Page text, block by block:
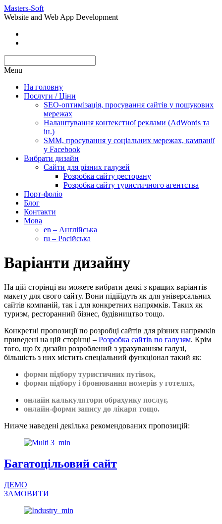
Masters-Soft
Website and Web App Development
Menu
На головну
Послуги / Ціни
SEO-оптимізація, просування сайтів у пошукових
мережах
Налаштування контекстної реклами (AdWords та
ін.)
SMM, просування у соціальних мережах, кампанії
у Facebook
Вибрати дизайн
Сайти для різних галузей
Розробка сайту ресторану
Розробка сайту туристичного агентства
Порт-фоліо
Блог
Контакти
Мова
en – Англійська
ru – Російська
Варіанти дизайну
На цій сторінці ви можете вибрати деякі з кращих варіантів
макету для свого сайту. Вони підійдуть як для універсальних
сайтів компаній, так і для конкретних напрямків. Таких як
туризм, ресторанний бізнес, будівництво тощо.
Конкретні пропозиції по розробці сайтів для різних напрямків
приведені на цій сторінці – Розробка сайтів по галузям. Крім
того, що їх дизайн розроблений з урахуванням галузі,
більшість з них містить спеціальний функціонал такий як:
форми підбору туристичних путівок,
форми підбору і бронювання номерів у готелях,
онлайн калькулятори обрахунку послуг,
онлайн-форми запису до лікаря тощо.
Нижче наведені декілька рекомендованих пропозицій:
Багатоцільовий сайт
ДЕМО
ЗАМОВИТИ